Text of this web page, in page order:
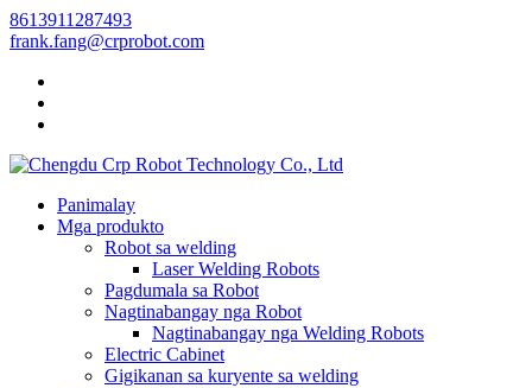
8613911287493
frank.fang@crprobot.com
Panimalay
Mga produkto
Robot sa welding
Laser Welding Robots
Pagdumala sa Robot
Nagtinabangay nga Robot
Nagtinabangay nga Welding Robots
Electric Cabinet
Gigikanan sa kuryente sa welding